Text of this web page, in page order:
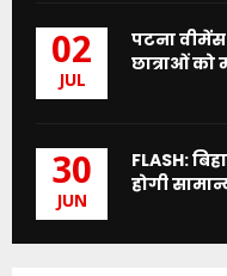
02
JUL
पटना
छात्राओं
30
JUN
FLASH:
होगी